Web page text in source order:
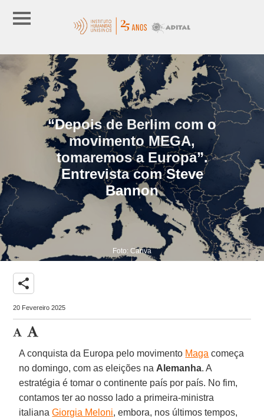
“Depois de Berlim com o
movimento MEGA,
tomaremos a Europa”.
Entrevista com Steve
Bannon
Foto: Canva
share
20 Fevereiro 2025
A conquista da Europa pelo movimento Maga começa
no domingo, com as eleições na Alemanha. A
estratégia é tomar o continente país por país. No fim,
contamos ter ao nosso lado a primeira-ministra
italianaGiorgia Meloni, embora, nos últimos tempos,